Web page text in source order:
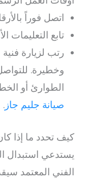
اتصل فوراً
تابع التعليمات
رتب لزيارة
وخطيرة.
الطوارئ أو
صيانة جليم جاز.
كيف تحدد ما إذا
يستدعي استبدال
الفني المعتمد